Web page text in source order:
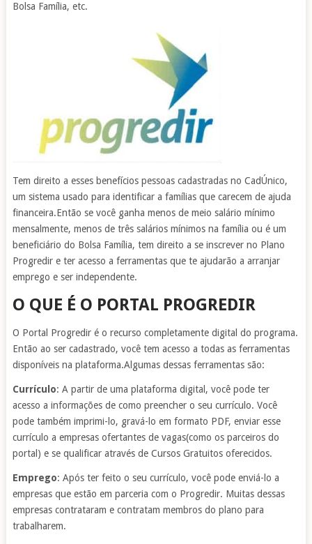
Bolsa Família, etc.
Tem direito a esses benefícios pessoas cadastradas no CadÚnico,
um sistema usado para identificar a famílias que carecem de ajuda
financeira.Então se você ganha menos de meio salário mínimo
mensalmente, menos de três salários mínimos na família ou é um
beneficiário do Bolsa Família, tem direito a se inscrever no Plano
Progredir e ter acesso a ferramentas que te ajudarão a arranjar
emprego e ser independente.
O QUE É O PORTAL PROGREDIR
O Portal Progredir é o recurso completamente digital do programa.
Então ao ser cadastrado, você tem acesso a todas as ferramentas
disponíveis na plataforma.Algumas dessas ferramentas são:
Currículo: A partir de uma plataforma digital, você pode ter
acesso a informações de como preencher o seu currículo. Você
pode também imprimi-lo, gravá-lo em formato PDF, enviar esse
currículo a empresas ofertantes de vagas(como os parceiros do
portal) e se qualificar através de Cursos Gratuitos oferecidos.
Emprego: Após ter feito o seu currículo, você pode enviá-lo a
empresas que estão em parceria com o Progredir. Muitas dessas
empresas contrataram e contratam membros do plano para
trabalharem.